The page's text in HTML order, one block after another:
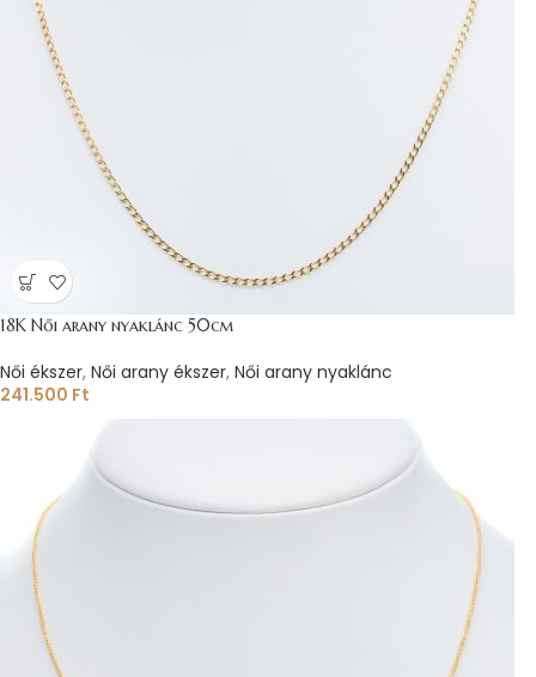
18K Női arany nyaklánc 50cm
Női ékszer, Női arany ékszer, Női arany nyaklánc
241.500 Ft